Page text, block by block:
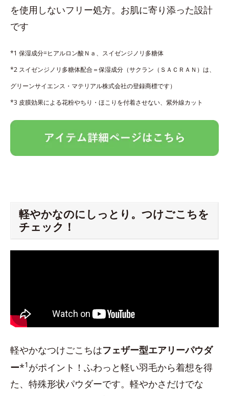
を使用しないフリー処方。お肌に寄り添った設計
です
*1 保湿成分=ヒアルロン酸Ｎａ、スイゼンジノリ多糖体
*2 スイゼンジノリ多糖体配合＝保湿成分（サクラン（ＳＡＣＲＡＮ）は、
グリーンサイエンス・マテリアル株式会社の登録商標です）
*3 皮膜効果による花粉やちり・ほこりを付着させない、紫外線カット
軽やかなのにしっとり。つけごこちを
チェック！
軽やかなつけごこちはフェザー型エアリーパウダ
ー*1 がポイント！ふわっと軽い羽毛から着想を得
た、特殊形状パウダーです。軽やかさだけでな